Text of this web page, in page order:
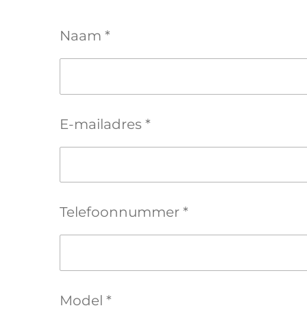
Naam *
E-mailadres *
Telefoonnummer *
Model *